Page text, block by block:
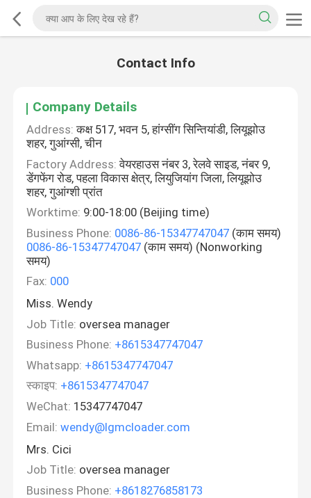
Contact Info
Company Details
Address: कक्ष 517, भवन 5, हांग्सींग सिन्तियांडी, लियूझोउ
शहर, गुआंग्सी, चीन
Factory Address: वेयरहाउस नंबर 3, रेलवे साइड, नंबर 9,
डेंगफेंग रोड, पहला विकास क्षेत्र, लियुजियांग जिला, लियूझोउ
शहर, गुआंग्शी प्रांत
Worktime: 9:00-18:00 (Beijing time)
Business Phone: 0086-86-15347747047 (काम समय)
0086-86-15347747047 (काम समय) (Nonworking
समय)
Fax: 000
Miss. Wendy
Job Title: oversea manager
Business Phone: +8615347747047
Whatsapp: +8615347747047
स्काइप: +8615347747047
WeChat: 15347747047
Email: wendy@lgmcloader.com
Mrs. Cici
Job Title: oversea manager
Business Phone: +8618276858173